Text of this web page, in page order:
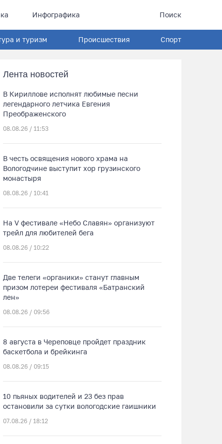
Инфографика Поиск
и туризм Происшествия Спорт
Лента новостей
В Кириллове исполнят любимые песни
легендарного летчика Евгения
Преображенского
08.08.26 / 11:53
В честь освящения нового храма на
Вологодчине выступит хор грузинского
монастыря
08.08.26 / 10:41
На V фестивале «Небо Славян» организуют
трейл для любителей бега
08.08.26 / 10:22
Две телеги «органики» станут главным
призом лотереи фестиваля «Батранский
лен»
08.08.26 / 09:56
8 августа в Череповце пройдет праздник
баскетбола и брейкинга
08.08.26 / 09:15
10 пьяных водителей и 23 без прав
остановили за сутки вологодские гаишники
07.08.26 / 18:12